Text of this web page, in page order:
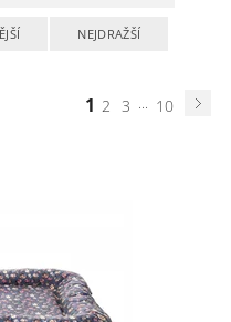
NEJDRAŽŠÍ
1 2 3 ... 10